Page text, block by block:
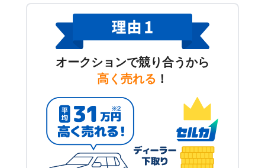
オークションで競り合うから
高く売れる ！